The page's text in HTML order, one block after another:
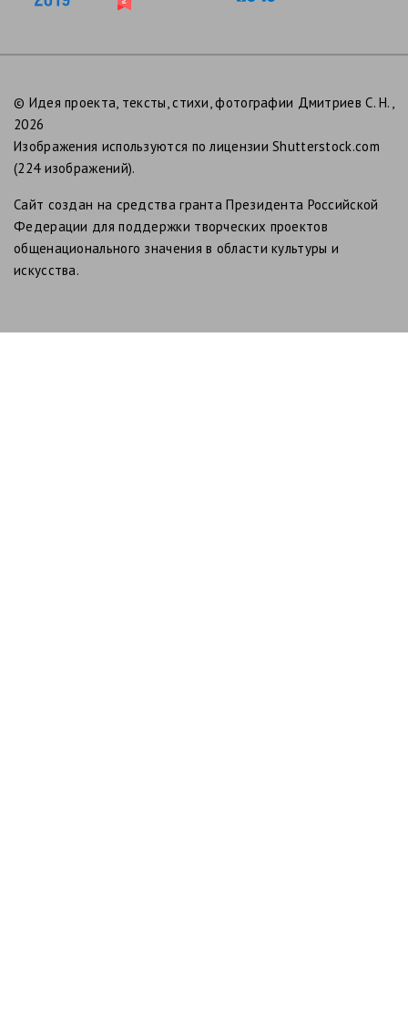
© Идея проекта, тексты, стихи, фотографии Дмитриев С. Н.,
2026
Изображения используются по лицензии Shutterstock.com
(224 изображений).
Сайт создан на средства гранта Президента Российской
Федерации для поддержки творческих проектов
общенационального значения в области культуры и
искусства.